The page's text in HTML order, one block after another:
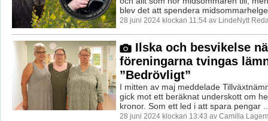
blev det att spendera
28 juni 2024 klockan 11:54 av LindeNytt
Ilska och besvikelse
föreningarna tvingas
”Bedrövligt”
I mitten av maj meddelade
gick mot ett beräknat underskott om
kronor. Som ett led i att spara pengar
28 juni 2024 klockan 13:43 av Camilla